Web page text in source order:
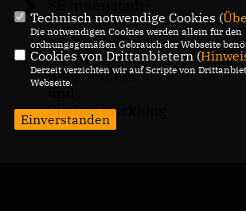
SB Innenstadt-
Ost:
Frühlingsgrillen
mit Austausch
über Verkehr
Stadtentwicklung
Technisch notwendige Cookies (
Die notwendigen Cookies werden allein für den
ordnungsgemäßen Gebrauch der Webseite
Cookies von Drittanbietern (
Derzeit verzichten wir auf Scripte von
Webseite.
Einverstanden